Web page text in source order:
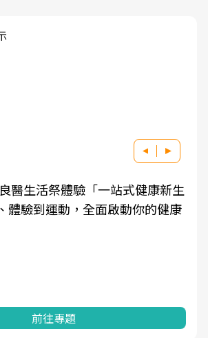
健康韌性的距離
康網從「換季的身體變化」出發，
與日常感受的對話，建立對亞健康